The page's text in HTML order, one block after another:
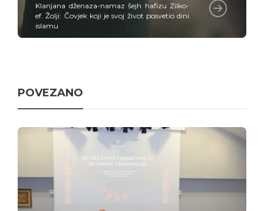
Klanjana dženaza-namaz šejh hafizu Zilko-
ef. Žolji: Čovjek koji je svoj život posvetio dini
islamu
POVEZANO